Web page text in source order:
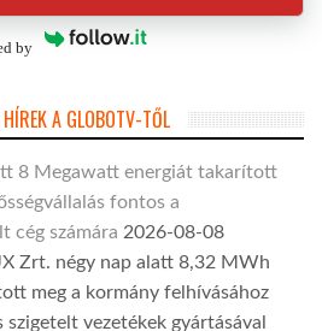
by
A GLOBOTV-TŐL
8 Megawatt energiát takarított
fontos a
cég számára 2026-08-08
Zrt. négy nap alatt 8,32 MWh
meg a kormány felhívásához
szigetelt vezetékek gyártásával